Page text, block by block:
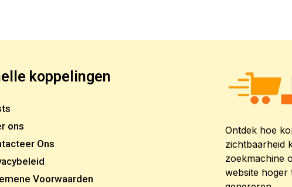
koppelingen
ons
Ons
Voorwaarden
Ontdek hoe
zichtbaarheid
zoekmachine
website